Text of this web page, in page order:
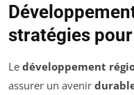
stratégies
Le développement
assurer un avenir